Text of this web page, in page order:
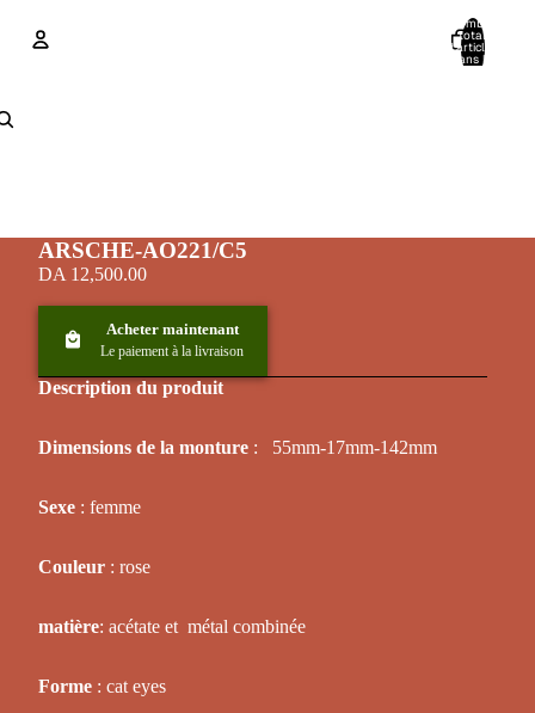
Nombre
total
d’articles
dans le
ARSCHE-AO221/C5
DA 12,500.00
Acheter maintenant
Le paiement à la livraison
Description du produit
Dimensions de la monture : 55mm-17mm-142mm
Sexe : femme
Couleur : rose
matière: acétate et métal combinée
Forme : cat eyes